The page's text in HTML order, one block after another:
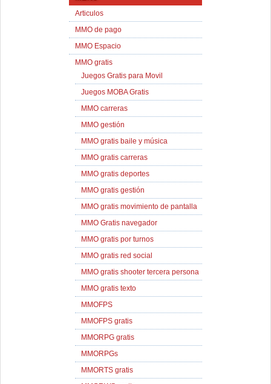
Articulos
MMO de pago
MMO Espacio
MMO gratis
Juegos Gratis para Movil
Juegos MOBA Gratis
MMO carreras
MMO gestión
MMO gratis baile y música
MMO gratis carreras
MMO gratis deportes
MMO gratis gestión
MMO gratis movimiento de pantalla
MMO Gratis navegador
MMO gratis por turnos
MMO gratis red social
MMO gratis shooter tercera persona
MMO gratis texto
MMOFPS
MMOFPS gratis
MMORPG gratis
MMORPGs
MMORTS gratis